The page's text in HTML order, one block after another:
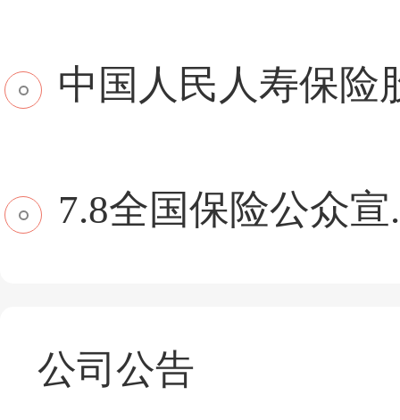
中国人民人寿保险
7.8全国保险公众宣
公司公告